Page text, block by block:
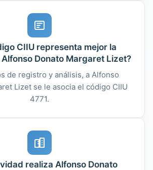
CIIU representa mejor la
Donato Margaret Lizet?
de registro y análisis, a Alfonso
Lizet se le asocia el código CIIU
4771.
realiza Alfonso Donato